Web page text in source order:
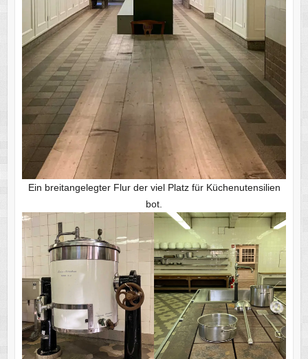
Ein breitangelegter Flur der viel Platz für Küchenutensilien
bot.